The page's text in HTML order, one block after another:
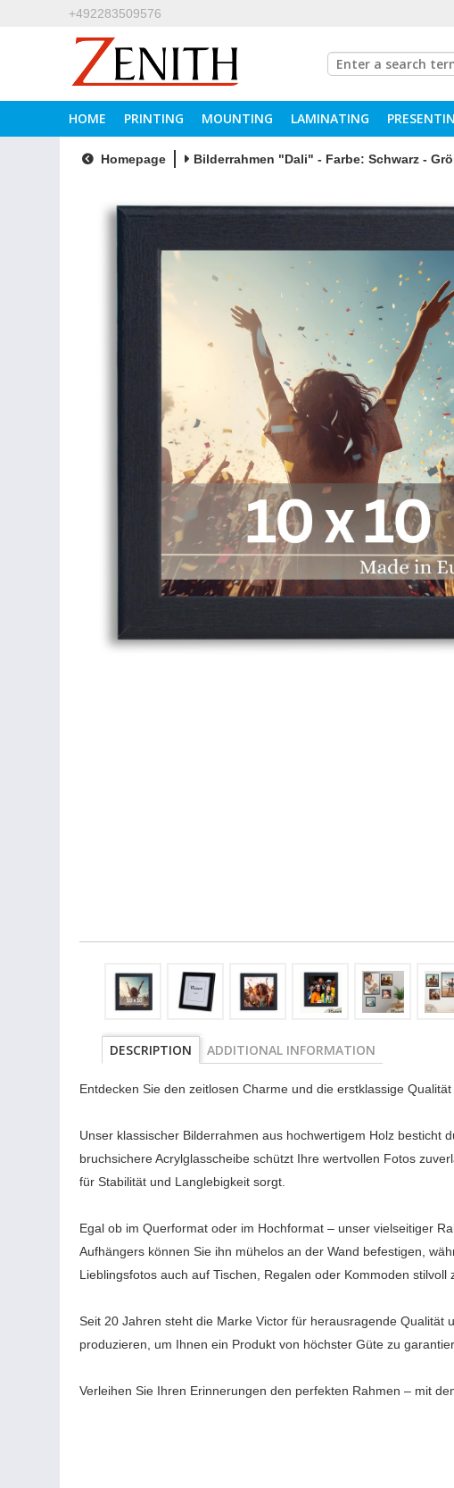
+492283509576
HOME PRINTING MOUNTING LAMINATING
Homepage Bilderrahmen "Dali" - Farbe: Schwarz -
DESCRIPTION ADDITIONAL INFORMATION
Entdecken Sie den zeitlosen Charme und die erstklassige
Unser klassischer Bilderrahmen aus hochwertigem Holz
bruchsichere Acrylglasscheibe schützt Ihre wertvollen Fotos
für Stabilität und Langlebigkeit sorgt.
Egal ob im Querformat oder im Hochformat – unser vielseitiger
Aufhängers können Sie ihn mühelos an der Wand befestigen,
Lieblingsfotos auch auf Tischen, Regalen oder Kommoden stilvoll
Seit 20 Jahren steht die Marke Victor für herausragende
produzieren, um Ihnen ein Produkt von höchster Güte zu
Verleihen Sie Ihren Erinnerungen den perfekten Rahmen – mit